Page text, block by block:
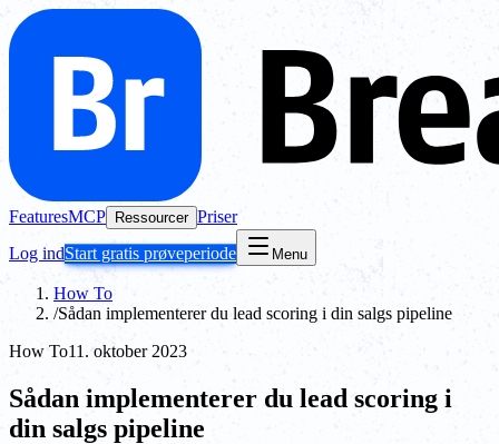
FeaturesMCP Ressourcer Priser
Log indStart gratis prøveperiode Menu
How To
/Sådan implementerer du lead scoring i din salgs pipeline
How To11. oktober 2023
Sådan implementerer du lead scoring i
din salgs pipeline